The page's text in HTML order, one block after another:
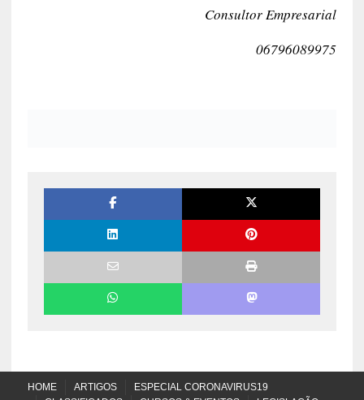
Consultor Empresarial
06796089975
HOME ARTIGOS
ESPECIAL CORONAVIRUS19